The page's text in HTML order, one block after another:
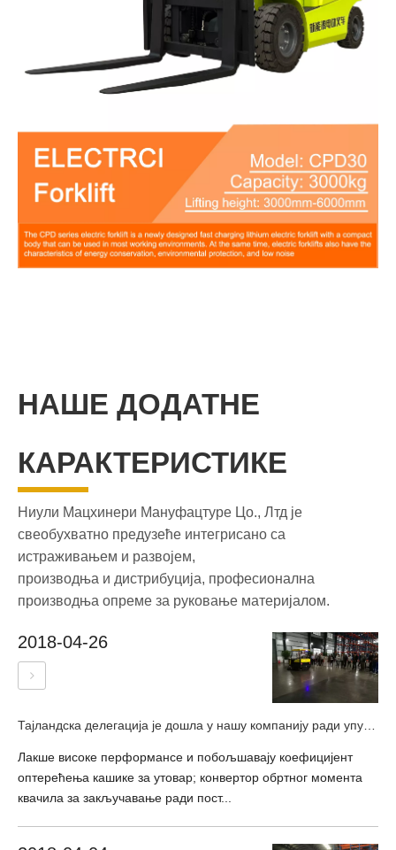
НАШЕ ДОДАТНЕ
КАРАКТЕРИСТИКЕ
Ниули Мацхинери Мануфацтуре Цо., Лтд је
свеобухватно предузеће интегрисано са
истраживањем и развојем,
производња и дистрибуција, професионална
производња опреме за руковање материјалом.
2018-04-26
Лакше високе перформансе и побољшавају коефицијент
оптерећења кашике за утовар; конвертор обртног момента
квачила за закључавање ради пост...